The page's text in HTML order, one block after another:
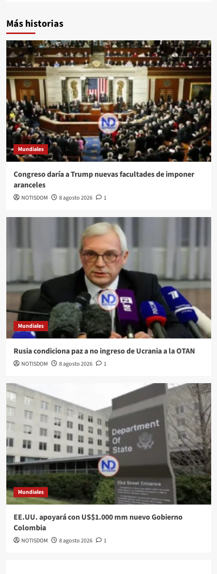
Más historias
Mundiales
Congreso daría a Trump nuevas facultades de imponer
aranceles
NOTISDOM 8 agosto 2026 1
Mundiales
Rusia condiciona paz a no ingreso de Ucrania a la OTAN
NOTISDOM 8 agosto 2026 1
Mundiales
EE.UU. apoyará con US$1.000 mm nuevo Gobierno
Colombia
NOTISDOM 8 agosto 2026 1